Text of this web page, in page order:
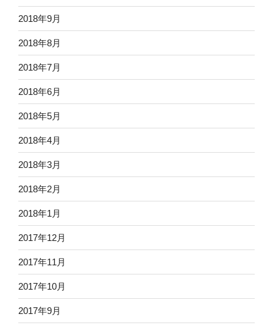
2018年9月
2018年8月
2018年7月
2018年6月
2018年5月
2018年4月
2018年3月
2018年2月
2018年1月
2017年12月
2017年11月
2017年10月
2017年9月